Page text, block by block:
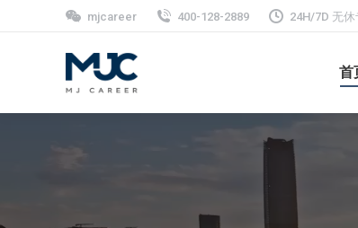
mjcareer 400-128-2889 24H/7D 无休
首